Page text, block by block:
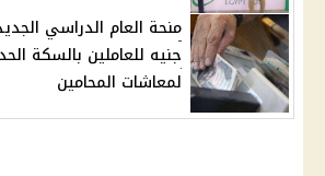
لمعاشات المحامين